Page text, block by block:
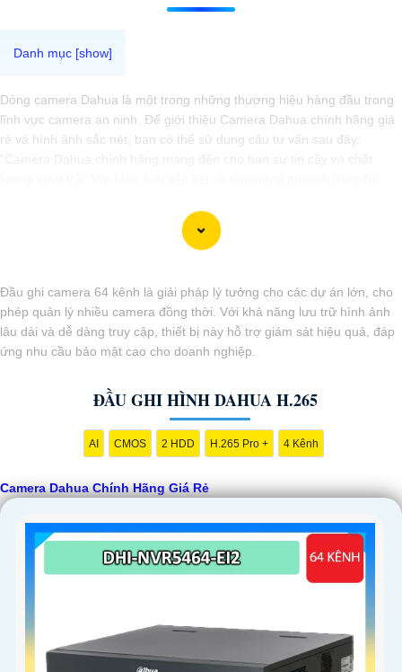
Dòng camera Dahua là một trong những thương hiệu hàng đầu trong
lĩnh vực camera an ninh. Để giới thiệu Camera Dahua chính hãng giá
rẻ và hình ảnh sắc nét, bạn có thể sử dụng câu tư vấn sau đây:
ngần ngại trải nghiệm sự ổn định và chất lượng vượt trội của Camera
Dahua chính hãng với mức giá vô cùng hấp dẫn."
'
Đầu ghi camera 64 kênh là giải pháp lý tưởng cho các dự án lớn, cho
phép quản lý nhiều camera đồng thời. Với khả năng lưu trữ hình ảnh
lâu dài và dễ dàng truy cập, thiết bị này hỗ trợ giám sát hiệu quả, đáp
ứng nhu cầu bảo mật cao cho doanh nghiệp.
ĐẦU GHI HÌNH DAHUA H.265
AI CMOS 2 HDD H.265 Pro + 4 Kênh
Camera Dahua Chính Hãng Giá Rẻ